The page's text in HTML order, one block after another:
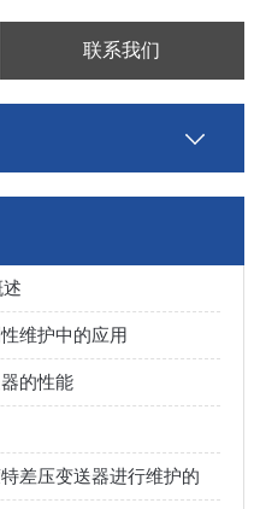
联系我们
维护中的应用
的性能
差压变送器进行维护的